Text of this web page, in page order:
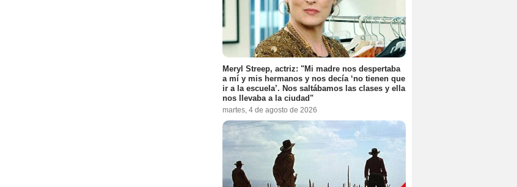
Meryl Streep, actriz: "Mi madre nos despertaba
a mí y mis hermanos y nos decía ‘no tienen que
ir a la escuela’. Nos saltábamos las clases y ella
nos llevaba a la ciudad"
martes, 4 de agosto de 2026